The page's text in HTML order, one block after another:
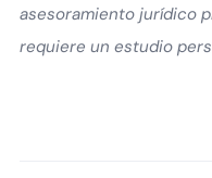
asesoramiento jurídico
requiere un estudio